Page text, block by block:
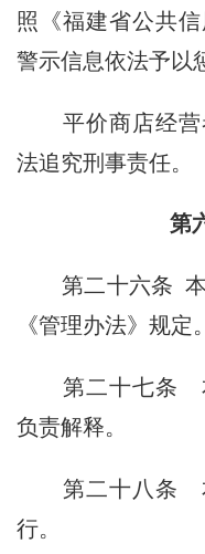
照《福建省公共
警示信息依法予以
平价商店经营
法追究刑事责任。
第
第二十六条
《管理办法》规定。
第二十七条
负责解释。
第二十八条
行。